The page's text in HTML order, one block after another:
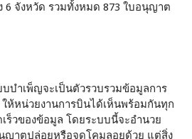
จังหวัด รวมทั้งหมด 873 ใบอนุญาต
บบำเพ็ญจะเป็นตัวรวบรวมข้อมูลการ
ห้หน่วยงานการบินได้เห็นพร้อมกันทุก
ร็วของข้อมูล โดยระบบนี้จะอำนวย
ญาตปล่อยหรือจุดโคมลอยด้วย แต่สิ่ง